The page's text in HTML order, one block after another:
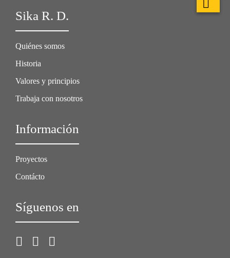
Sika R. D.
Quiénes somos
Historia
Valores y principios
Trabaja con nosotros
Información
Proyectos
Contácto
Síguenos en